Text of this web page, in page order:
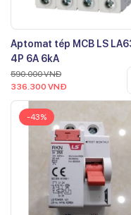
Aptomat tép MCB LS
4P 6A 6kA
590.000VNĐ
336.300 VNĐ
-43%